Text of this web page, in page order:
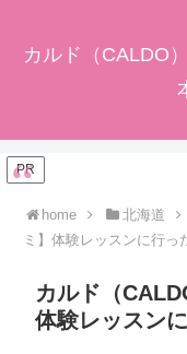
カルド（CALDO
PR
home 北海道
ミ】体験レッスンに行っ
カルド（
体験レッスン